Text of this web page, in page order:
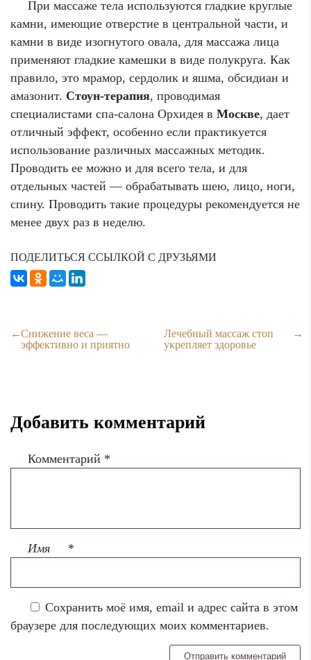
При массаже тела используются гладкие круглые
камни, имеющие отверстие в центральной части, и
камни в виде изогнутого овала, для массажа лица
применяют гладкие камешки в виде полукруга. Как
правило, это мрамор, сердолик и яшма, обсидиан и
амазонит. Стоун-терапия, проводимая
специалистами спа-салона Орхидея в Москве, дает
отличный эффект, особенно если практикуется
использование различных массажных методик.
Проводить ее можно и для всего тела, и для
отдельных частей — обрабатывать шею, лицо, ноги,
спину. Проводить такие процедуры рекомендуется не
менее двух раз в неделю.
ПОДЕЛИТЬСЯ ССЫЛКОЙ С ДРУЗЬЯМИ
Снижение веса —
эффективно и приятно
Лечебный массаж стоп
укрепляет здоровье
Добавить комментарий
Комментарий *
Имя *
Сохранить моё имя, email и адрес сайта в этом
браузере для последующих моих комментариев.